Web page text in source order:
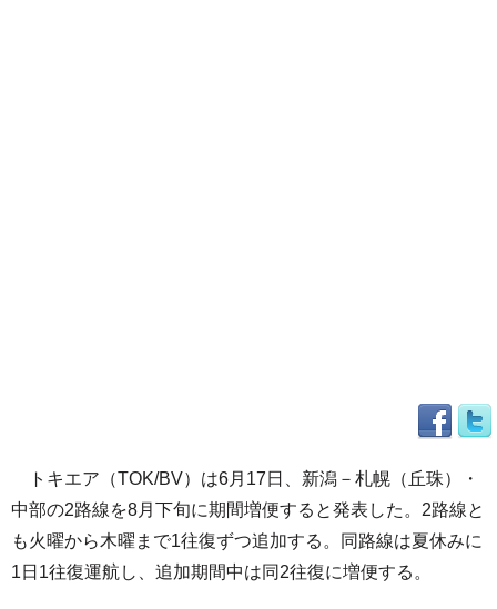
トキエア（TOK/BV）は6月17日、新潟－札幌（丘珠）・
中部の2路線を8月下旬に期間増便すると発表した。2路線と
も火曜から木曜まで1往復ずつ追加する。同路線は夏休みに
1日1往復運航し、追加期間中は同2往復に増便する。